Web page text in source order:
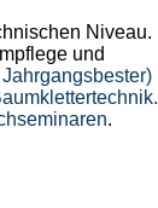
Niveau.
und
.